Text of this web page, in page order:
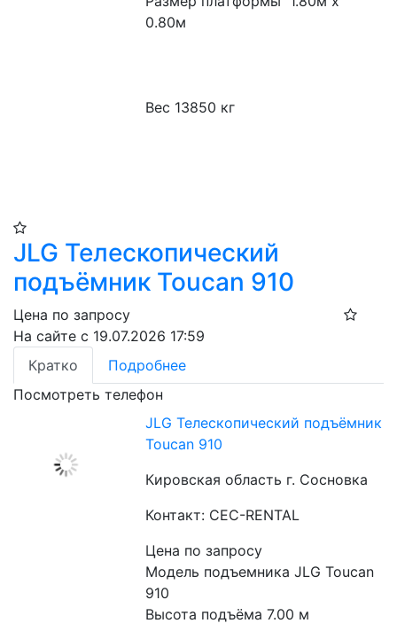
0.80м
Вес 13850 кг
JLG Телескопический
подъёмник Toucan 910​
Цена по запросу
На сайте с 19.07.2026 17:59
Кратко
Подробнее
Посмотреть телефон
JLG Телескопический подъёмник
Toucan 910​
Кировская область г. Сосновка
Контакт: CEC-RENTAL
Цена по запросу
Модель подъемника JLG Toucan
910
Высота подъёма 7.00 м